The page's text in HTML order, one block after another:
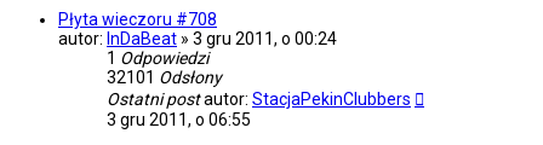
Płyta wieczoru #708
autor: InDaBeat » 3 gru 2011, o 00:24
1 Odpowiedzi
32101 Odsłony
Ostatni postautor: StacjaPekinClubbers
3 gru 2011, o 06:55